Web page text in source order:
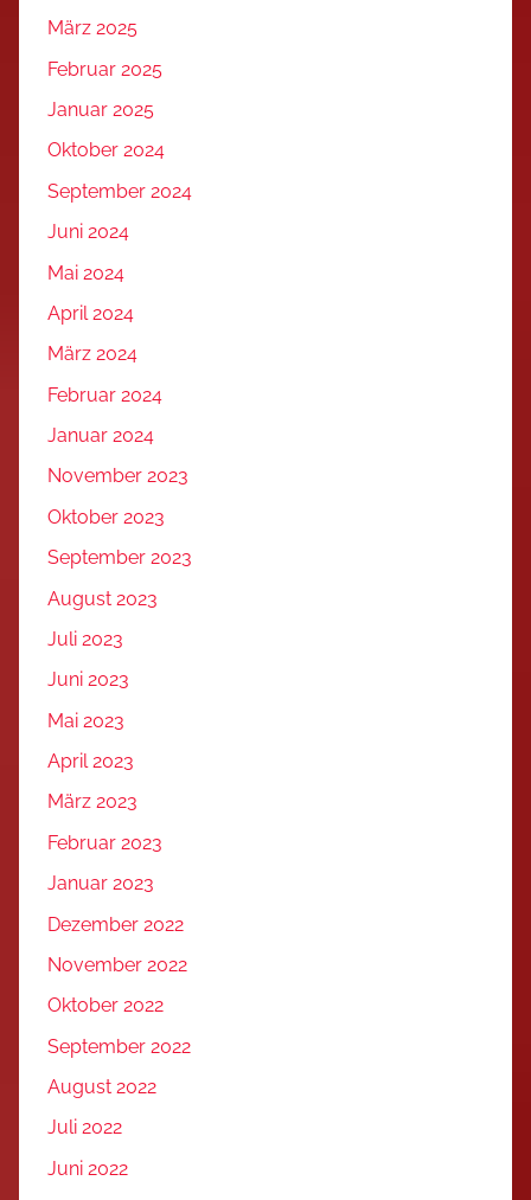
März 2025
Februar 2025
Januar 2025
Oktober 2024
September 2024
Juni 2024
Mai 2024
April 2024
März 2024
Februar 2024
Januar 2024
November 2023
Oktober 2023
September 2023
August 2023
Juli 2023
Juni 2023
Mai 2023
April 2023
März 2023
Februar 2023
Januar 2023
Dezember 2022
November 2022
Oktober 2022
September 2022
August 2022
Juli 2022
Juni 2022